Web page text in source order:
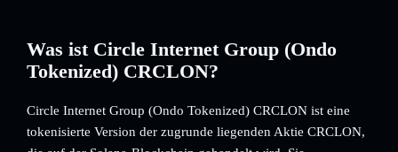
Was ist Circle Internet Group (Ondo
Tokenized) CRCLON?
Circle Internet Group (Ondo Tokenized) CRCLON ist eine
tokenisierte Version der zugrunde liegenden Aktie CRCLON,